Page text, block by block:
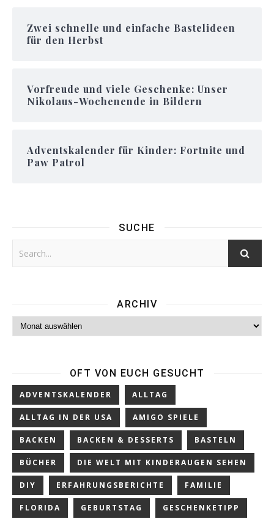
Zwei schnelle und einfache Bastelideen
für den Herbst
Vorfreude und viele Geschenke: Unser
Nikolaus-Wochenende in Bildern
Adventskalender für Kinder: Fortnite und
Paw Patrol
SUCHE
ARCHIV
Archiv
OFT VON EUCH GESUCHT
ADVENTSKALENDER ALLTAG
ALLTAG IN DER USA AMIGO SPIELE
BACKEN BACKEN & DESSERTS BASTELN
BÜCHER DIE WELT MIT KINDERAUGEN SEHEN
DIY ERFAHRUNGSBERICHTE FAMILIE
FLORIDA GEBURTSTAG GESCHENKETIPP